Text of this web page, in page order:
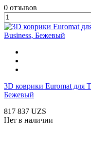
0 отзывов
3D коврики Euromat для
Бежевый
817 837 UZS
Нет в наличии